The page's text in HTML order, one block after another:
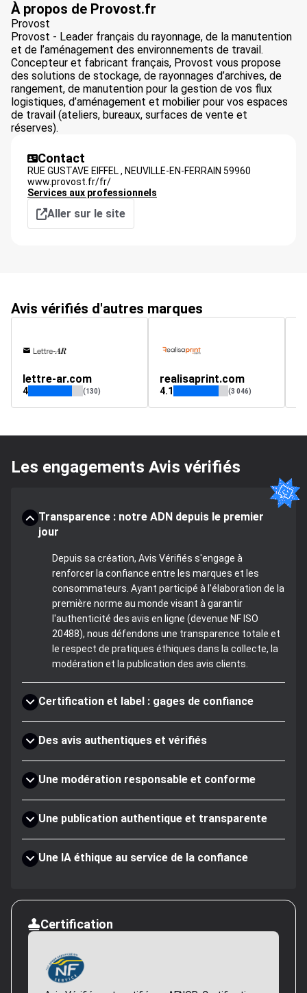
À propos de Provost.fr
Provost
Provost - Leader français du rayonnage, de la manutention
et de l’aménagement des environnements de travail.
Concepteur et fabricant français, Provost vous propose
des solutions de stockage, de rayonnages d’archives, de
rangement, de manutention pour la gestion de vos flux
logistiques, d’aménagement et mobilier pour vos espaces
de travail (ateliers, bureaux, surfaces de vente et
réserves).
Contact
RUE GUSTAVE EIFFEL , NEUVILLE-EN-FERRAIN 59960
www.provost.fr/fr/
Services aux professionnels
Aller sur le site
Avis vérifiés d'autres marques
lettre-ar.com
4 (130)
realisaprint.com
4.1 (3 046)
Les engagements Avis vérifiés
Transparence : notre ADN depuis le premier
jour
Depuis sa création, Avis Vérifiés s'engage à
renforcer la confiance entre les marques et les
consommateurs. Ayant participé à l'élaboration de la
première norme au monde visant à garantir
l'authenticité des avis en ligne (devenue NF ISO
20488), nous défendons une transparence totale et
le respect de pratiques éthiques dans la collecte, la
modération et la publication des avis clients.
Certification et label : gages de confiance
Des avis authentiques et vérifiés
Une modération responsable et conforme
Une publication authentique et transparente
Une IA éthique au service de la confiance
Certification